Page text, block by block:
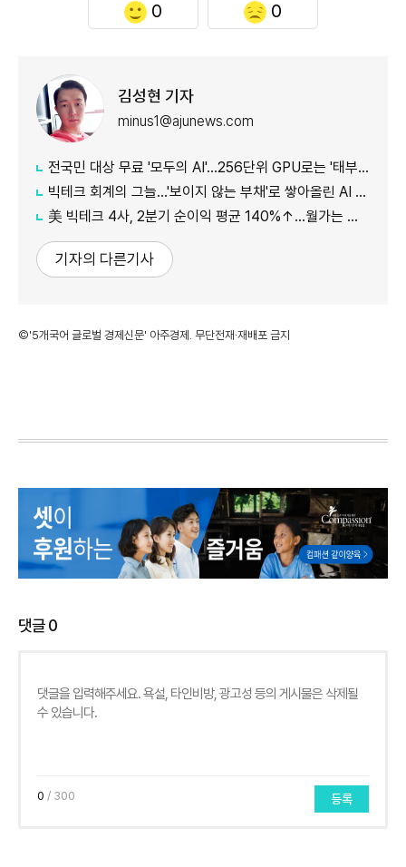
0 0
김성현 기자
minus1@ajunews.com
전국민 대상 무료 '모두의 AI'...256단위 GPU로는 '태부족'
빅테크 회계의 그늘…'보이지 않는 부채'로 쌓아올린 AI 호황
美 빅테크 4사, 2분기 순이익 평균 140%↑…월가는 되레 '버블 경고'
기자의 다른기사
©'5개국어 글로벌 경제신문' 아주경제. 무단전재·재배포 금지
댓글0
0 / 300 등록